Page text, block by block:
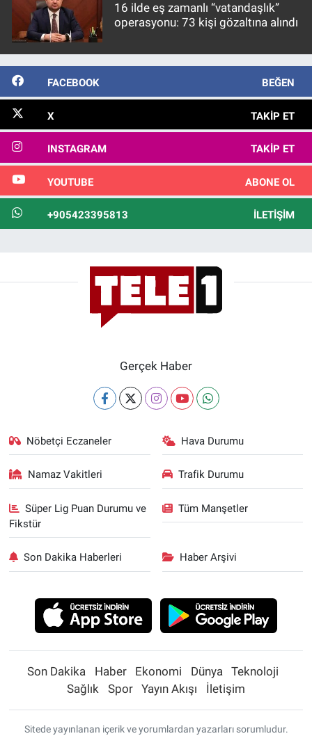
16 ilde eş zamanlı “vatandaşlık”
operasyonu: 73 kişi gözaltına alındı
FACEBOOK BEĞEN
X TAKIP ET
INSTAGRAM TAKIP ET
YOUTUBE ABONE OL
+905423395813 İLETIŞIM
Gerçek Haber
Nöbetçi Eczaneler Hava Durumu
Namaz Vakitleri Trafik Durumu
Süper Lig Puan Durumu ve
Fikstür
Tüm Manşetler
Son Dakika Haberleri Haber Arşivi
Son Dakika Haber Ekonomi Dünya
Teknoloji
Sağlık
Spor Yayın Akışı İletişim
Sitede yayınlanan içerik ve yorumlardan yazarları sorumludur.